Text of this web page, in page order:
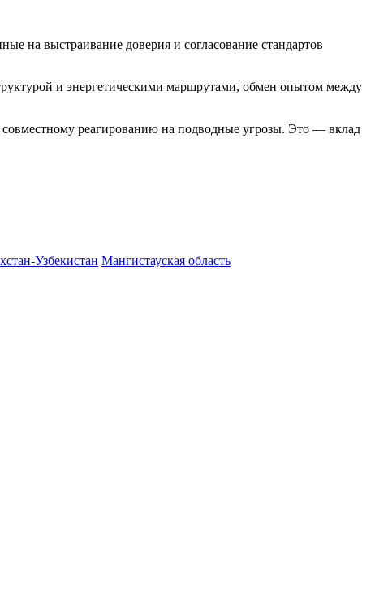
на выстраивание доверия и согласование стандартов
и энергетическими маршрутами, обмен опытом между
совместному реагированию на подводные угрозы. Это — вклад
Узбекистан Мангистауская область